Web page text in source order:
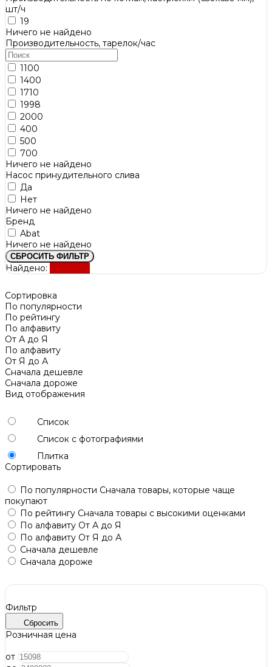
шт/ч
19
Ничего не найдено
Производительность, тарелок/час
1100
1400
1710
1998
2000
400
500
700
Ничего не найдено
Насос принудительного слива
Да
Нет
Ничего не найдено
Бренд
Abat
Ничего не найдено
СБРОСИТЬ ФИЛЬТР
Найдено:
Сортировка
По популярности
По рейтингу
По алфавиту
От А до Я
По алфавиту
От Я до А
Сначала дешевле
Сначала дороже
Вид отображения
Список
Список с фотографиями
Плитка
Сортировать
По популярности Сначала товары, которые чаще
покупают
По рейтингу Сначала товары с высокими оценками
По алфавиту От А до Я
По алфавиту От Я до А
Сначала дешевле
Сначала дороже
Фильтр
Сбросить
Розничная цена
от